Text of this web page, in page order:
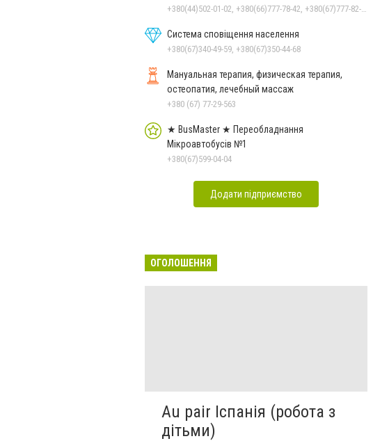
Система сповіщення населення
+380(67)340-49-59, +380(67)350-44-68
Мануальная терапия, физическая терапия,
остеопатия, лечебный массаж
+380 (67) 77-29-563
★ BusMaster ★ Переобладнання
Мікроавтобусів №1
+380(67)599-04-04
Додати підприємство
ОГОЛОШЕННЯ
Au pair Іспанія (робота з
дітьми)